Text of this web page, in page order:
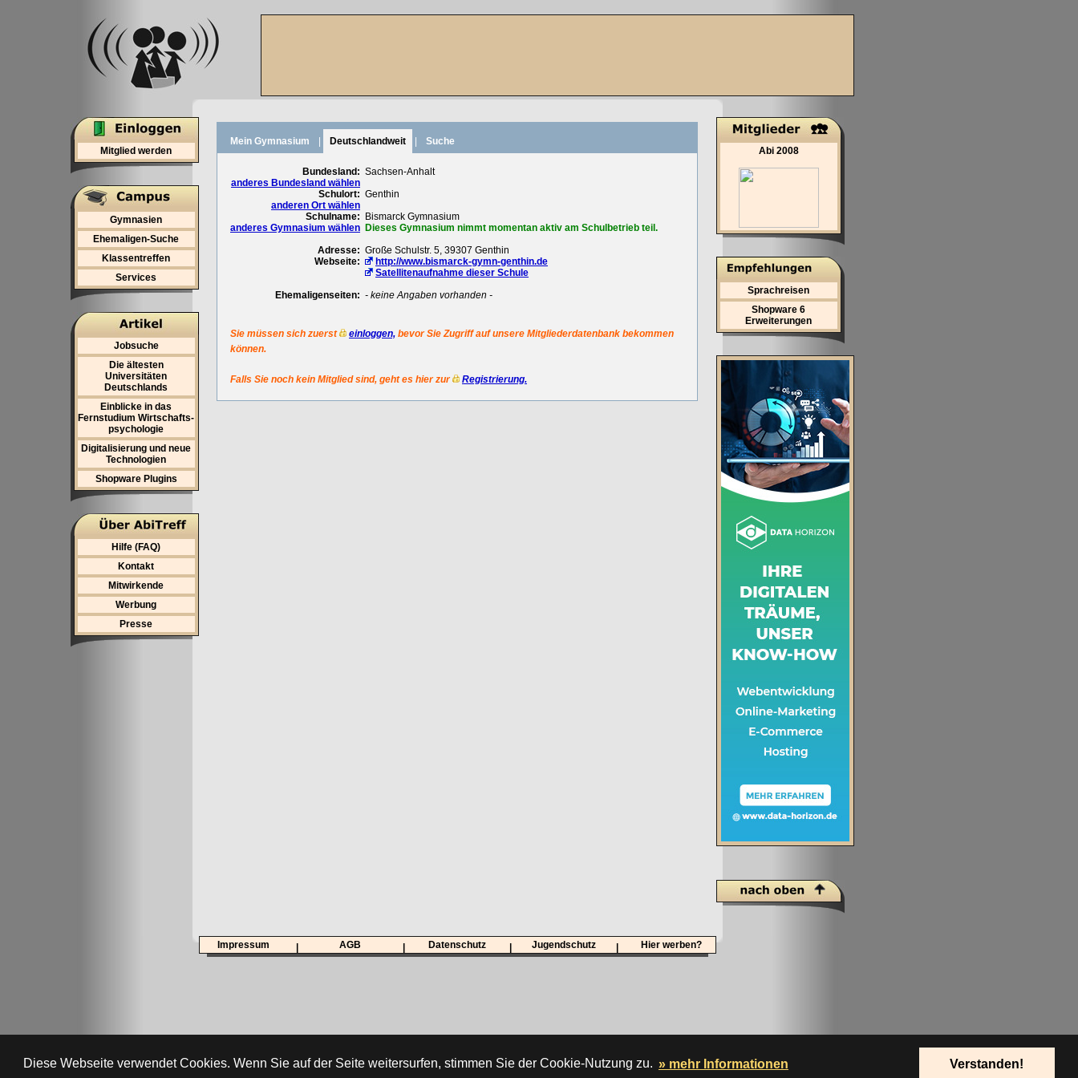
Diese Webseite verwendet Cookies. Wenn Sie auf der Seite weitersurfen, stimmen Sie der Cookie-Nutzung zu. » mehr Informationen Verstanden!
Mitglied werden
Gymnasien
Ehemaligen-Suche
Klassentreffen
Services
Jobsuche
Die ältesten
Universitäten
Deutschlands
Einblicke in das
Fernstudium Wirtschafts-
psychologie
Digitalisierung und neue
Technologien
Shopware Plugins
Hilfe (FAQ)
Kontakt
Mitwirkende
Werbung
Presse
Mein Gymnasium Deutschlandweit Suche
Bundesland:
anderes Bundesland wählen
Sachsen-Anhalt
Schulort:
anderen Ort wählen
Genthin
Schulname:
anderes Gymnasium wählen
Bismarck Gymnasium
Dieses Gymnasium nimmt momentan aktiv am Schulbetrieb teil.
Adresse: Große Schulstr. 5, 39307 Genthin
Webseite:
http://www.bismarck-gymn-genthin.de
Satellitenaufnahme dieser Schule
Ehemaligenseiten: - keine Angaben vorhanden -
Sie müssen sich zuerst einloggen, bevor Sie Zugriff auf unsere Mitgliederdatenbank bekommen
können.
Falls Sie noch kein Mitglied sind, geht es hier zur Registrierung.
Abi 2008
Sprachreisen
Shopware 6
Erweiterungen
Impressum AGB Datenschutz Jugendschutz Hier werben?